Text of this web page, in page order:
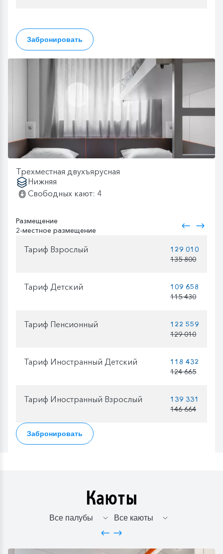
Забронировать
Трехместная двухъярусная
Нижняя
Свободных кают: 4
Размещение
2-местное размещение
Тариф Взрослый
129 010
135 800
Тариф Детский
109 658
115 430
Тариф Пенсионный
122 559
129 010
Тариф Иностранный Детский
118 432
124 665
Тариф Иностранный Взрослый
139 331
146 664
Забронировать
Каюты